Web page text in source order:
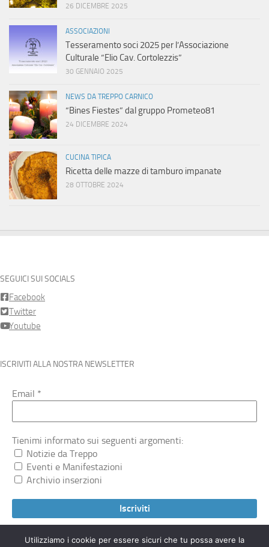
26 DICEMBRE 2025
ASSOCIAZIONI
Tesseramento soci 2025 per l’Associazione
Culturale “Elio Cav. Cortolezzis”
30 GENNAIO 2025
NEWS DA TREPPO CARNICO
“Bines Fiestes” dal gruppo Prometeo81
24 DICEMBRE 2024
CUCINA TIPICA
Ricetta delle mazze di tamburo impanate
28 OTTOBRE 2024
SEGUICI SUI SOCIALS
Facebook
Twitter
Youtube
ISCRIVITI ALLA NOSTRA NEWSLETTER
Email *
Tienimi informato sui seguenti argomenti:
Notizie da Treppo
Eventi e Manifestazioni
Archivio inserzioni
Utilizziamo i cookie per essere sicuri che tu possa avere la